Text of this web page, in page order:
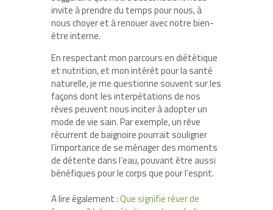
invite à prendre du temps pour nous, à
nous choyer et à renouer avec notre bien-
être interne.
En respectant mon parcours en diététique
et nutrition, et mon intérêt pour la santé
naturelle, je me questionne souvent sur les
façons dont les interpétations de nos
rêves peuvent nous inciter à adopter un
mode de vie sain. Par exemple, un rêve
récurrent de baignoire pourrait souligner
l’importance de se ménager des moments
de détente dans l’eau, pouvant être aussi
bénéfiques pour le corps que pour l’esprit.
A lire également :Que signifie rêver de